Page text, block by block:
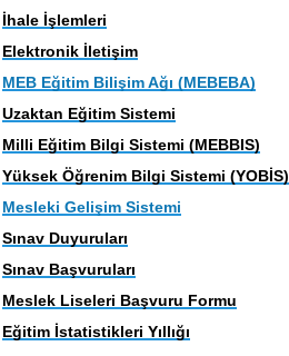
İhale İşlemleri
Elektronik İletişim
MEB Eğitim Bilişim Ağı (MEBEBA)
Uzaktan Eğitim Sistemi
Milli Eğitim Bilgi Sistemi (MEBBIS)
Yüksek Öğrenim Bilgi Sistemi (YOBİS)
Mesleki Gelişim Sistemi
Sınav Duyuruları
Sınav Başvuruları
Meslek Liseleri Başvuru Formu
Eğitim İstatistikleri Yıllığı